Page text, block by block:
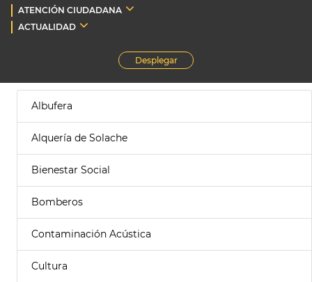
ATENCIÓN CIUDADANA
ACTUALIDAD
Desplegar
Albufera
Alquería de Solache
Bienestar Social
Bomberos
Contaminación Acústica
Cultura